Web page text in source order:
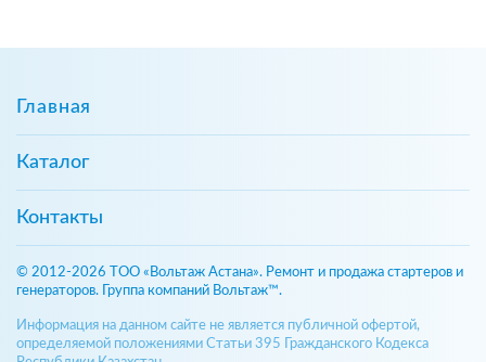
Главная
Каталог
Контакты
© 2012-2026 ТОО «Вольтаж Астана». Ремонт и продажа стартеров и
генераторов. Группа компаний Вольтаж™.
Информация на данном сайте не является публичной офертой,
определяемой положениями Статьи 395 Гражданского Кодекса